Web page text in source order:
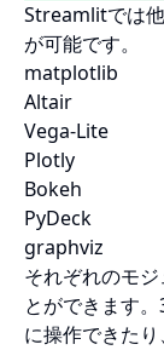
Streamlitでは
が可能です。
matplotlib
Altair
Vega-Lite
Plotly
Bokeh
PyDeck
graphviz
それぞれのモ
とができます
に操作できたり